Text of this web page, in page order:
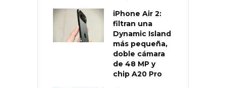
iPhone Air 2:
filtran una
Dynamic Island
más pequeña,
doble cámara
de 48 MP y
chip A20 Pro